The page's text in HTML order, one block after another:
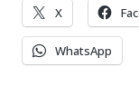
X
WhatsApp